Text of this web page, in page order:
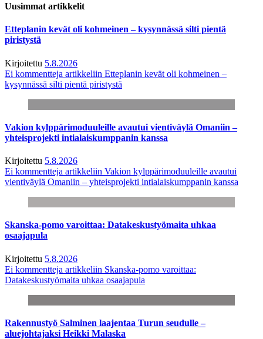
Uusimmat artikkelit
Etteplanin kevät oli kohmeinen – kysynnässä silti pientä
piristystä
Kirjoitettu 5.8.2026
Ei kommentteja artikkeliin Etteplanin kevät oli kohmeinen –
kysynnässä silti pientä piristystä
Vakion kylppärimoduuleille avautui vientiväylä Omaniin –
yhteisprojekti intialaiskumppanin kanssa
Kirjoitettu 5.8.2026
Ei kommentteja artikkeliin Vakion kylppärimoduuleille avautui
vientiväylä Omaniin – yhteisprojekti intialaiskumppanin kanssa
Skanska-pomo varoittaa: Datakeskustyömaita uhkaa
osaajapula
Kirjoitettu 5.8.2026
Ei kommentteja artikkeliin Skanska-pomo varoittaa:
Datakeskustyömaita uhkaa osaajapula
Rakennustyö Salminen laajentaa Turun seudulle –
aluejohtajaksi Heikki Malaska